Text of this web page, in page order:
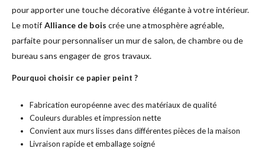
pour apporter une touche décorative élégante à votre intérieur.
Le motif Alliance de bois crée une atmosphère agréable,
parfaite pour personnaliser un mur de salon, de chambre ou de
bureau sans engager de gros travaux.
Pourquoi choisir ce papier peint ?
Fabrication européenne avec des matériaux de qualité
Couleurs durables et impression nette
Convient aux murs lisses dans différentes pièces de la maison
Livraison rapide et emballage soigné